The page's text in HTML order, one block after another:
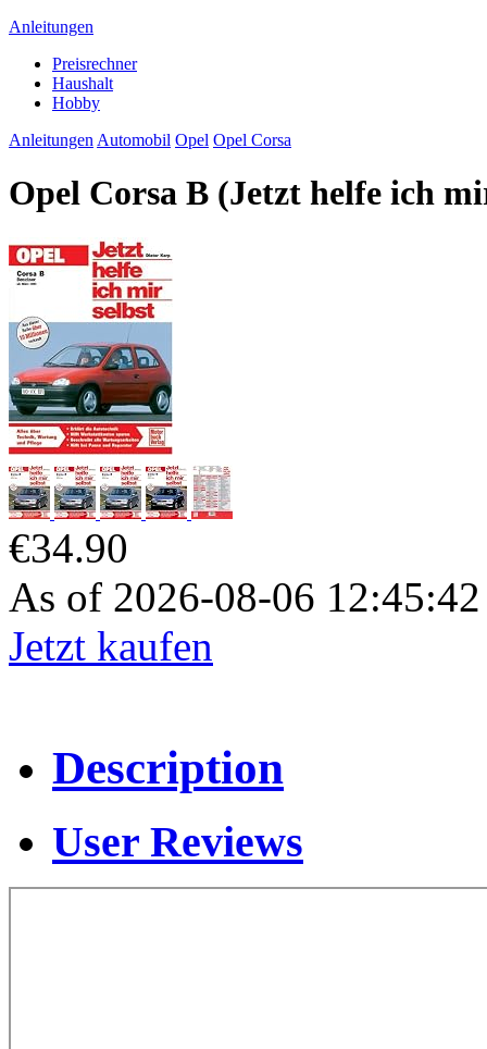
Anleitungen
Preisrechner
Haushalt
Hobby
Anleitungen Automobil Opel Opel Corsa
Opel Corsa B (Jetzt helfe ich
€34.90
As of 2026-08-06
Jetzt kaufen
Description
User Reviews